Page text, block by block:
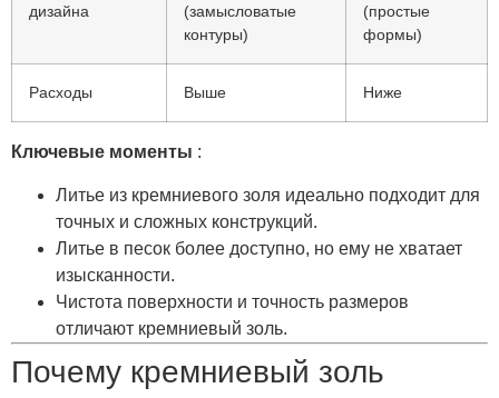
дизайна
(замысловатые
контуры)
(простые
формы)
Расходы Выше Ниже
Ключевые моменты :
Литье из кремниевого золя идеально подходит для
точных и сложных конструкций.
Литье в песок более доступно, но ему не хватает
изысканности.
Чистота поверхности и точность размеров
отличают кремниевый золь.
Почему кремниевый золь